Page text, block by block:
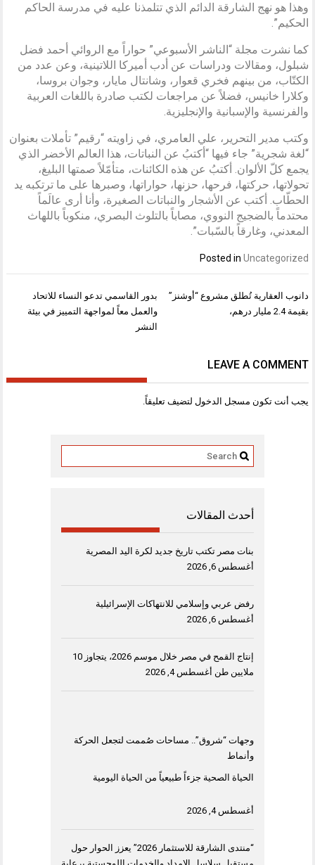
وهذا هو نهج الشارقة الدائم الذي تتلمذنا عليه في مدرسة الحاكم
الحكيم”.
كما نشرت مجلة “الناشر الأسبوعي” حواراً مع الروائي أحمد فضل
شبلول، ومقالات ودراسات عن أدب أميركا اللاتينية، وعن عدد من
الكتّاب، من بينهم فخري قعوار، وشانتال مايار، وجوان بروسا،
وكلارا خانيس، فضلاً عن مراجعات لكتب صادرة باللغات العربية
والفرنسية والإسبانية والإنجليزية.
وكتب مدير التحرير، علي العامري، في زاويته “رقيم” تأملات بعنوان
“لغة شجرية” جاء فيها “أكتبُ عن النباتات، هذا العالم الأخضر الذي
يجمع كلّ الألوان. أكتبُ عن هذه الكائنات، متأمّلاً صمتها البليغ،
تحولاتها، حركتها، فرحها، حزنها، حواراتها، وصبرها على ما ترتكبه يد
الحطّاب. أكتب عن الأشجار والنباتات الصغيرة، وأنا أرى عالَماً
محتدماً بالضجيج النووي، مصاباً بالتلوث البصري، منكوباً باللهاث
المعدني، وغارقاً بالسّبات”.
Posted in Uncategorized
تصفّح
المقالات
بدور القاسمي تدعو النساء للاتحاد
والعمل معاً لمواجهة التمييز في بيئة
النشر
دانوب العقارية تُطلق مشروع “أوشنز”
بقيمة 2.4 مليار درهم،
LEAVE A COMMENT
يجب أنت تكون مسجل الدخول لتضيف تعليقاً.
أحدث المقالات
بنات مصر تكتب تاريخ جديد لكرة اليد المصرية
أغسطس 6, 2026
رفض عربي وإسلامي للانتهاكات الإسرائيلية
أغسطس 6, 2026
إنتاج القمح في مصر خلال موسم 2026، يتجاوز 10
ملايين طن أغسطس 4, 2026
وجهات “شروق”.. مساحات صُممت لتجعل الحركة
وأنماط
الحياة الصحية جزءاً طبيعياً من الحياة اليومية
أغسطس 4, 2026
“منتدى الشارقة للاستثمار 2026” يعزز الحوار حول